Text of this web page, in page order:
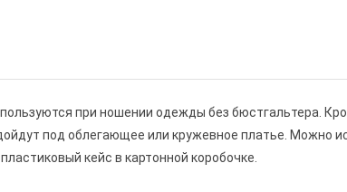
при ношении одежды без бюстгальтера.
под облегающее или кружевное платье. Можно
кейс в картонной коробочке.